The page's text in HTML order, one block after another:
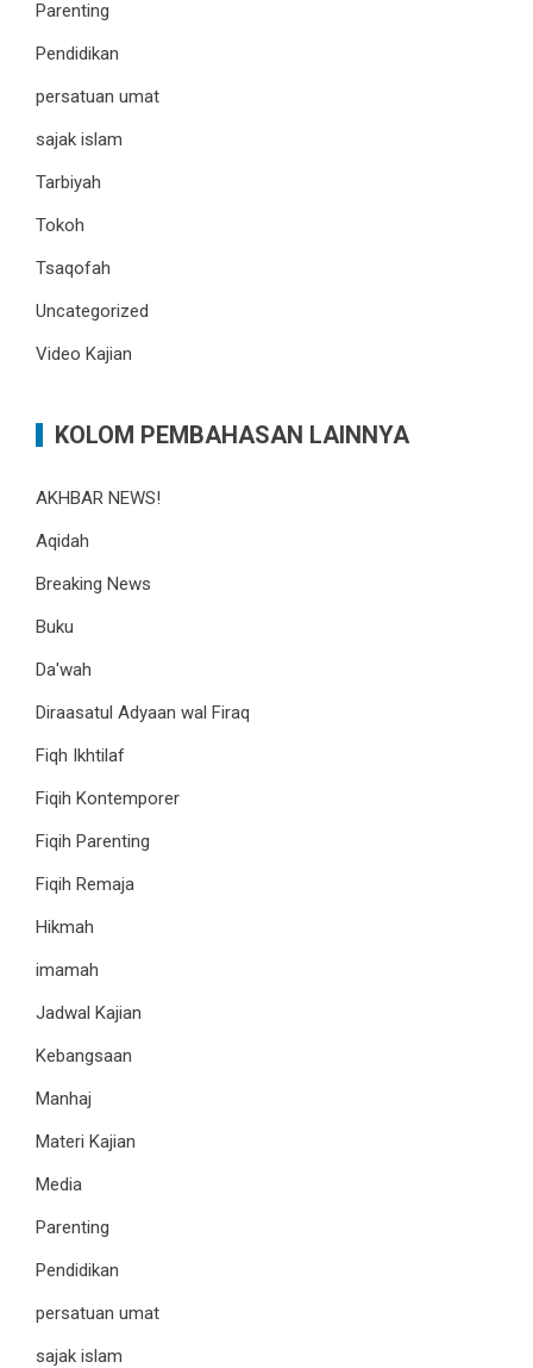
Parenting
Pendidikan
persatuan umat
sajak islam
Tarbiyah
Tokoh
Tsaqofah
Uncategorized
Video Kajian
KOLOM PEMBAHASAN LAINNYA
AKHBAR NEWS!
Aqidah
Breaking News
Buku
Da'wah
Diraasatul Adyaan wal Firaq
Fiqh Ikhtilaf
Fiqih Kontemporer
Fiqih Parenting
Fiqih Remaja
Hikmah
imamah
Jadwal Kajian
Kebangsaan
Manhaj
Materi Kajian
Media
Parenting
Pendidikan
persatuan umat
sajak islam